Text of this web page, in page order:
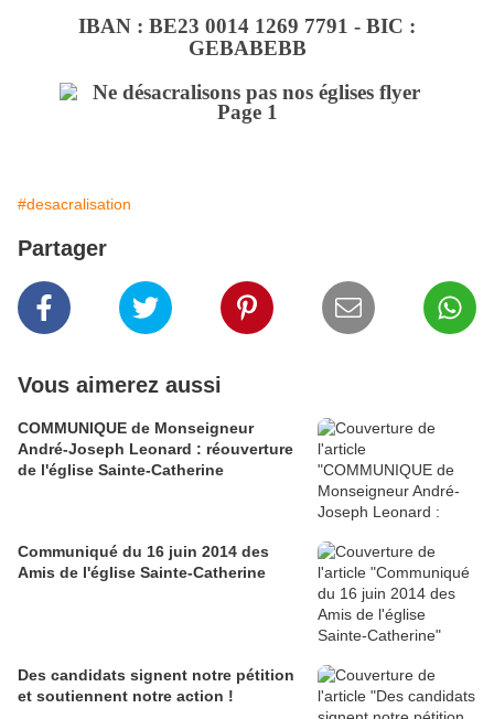
IBAN : BE23 0014 1269 7791 - BIC :
GEBABEBB
#desacralisation
Partager
Vous aimerez aussi
COMMUNIQUE de Monseigneur
André-Joseph Leonard : réouverture
de l'église Sainte-Catherine
Communiqué du 16 juin 2014 des
Amis de l'église Sainte-Catherine
Des candidats signent notre pétition
et soutiennent notre action !